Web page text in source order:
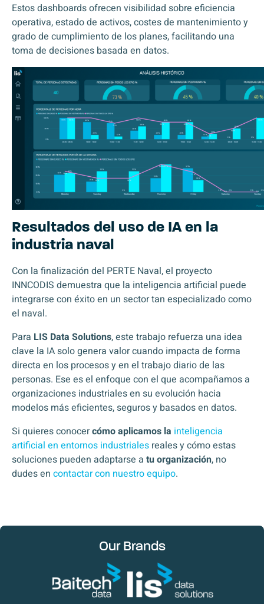
Estos dashboards ofrecen visibilidad sobre eficiencia
operativa, estado de activos, costes de mantenimiento y
grado de cumplimiento de los planes, facilitando una
toma de decisiones basada en datos.
Resultados del uso de IA en la
industria naval
Con la finalización del PERTE Naval, el proyecto
INNCODIS demuestra que la inteligencia artificial puede
integrarse con éxito en un sector tan especializado como
el naval.
Para LIS Data Solutions, este trabajo refuerza una idea
clave la IA solo genera valor cuando impacta de forma
directa en los procesos y en el trabajo diario de las
personas. Ese es el enfoque con el que acompañamos a
organizaciones industriales en su evolución hacia
modelos más eficientes, seguros y basados en datos.
Si quieres conocercómo aplicamos la inteligencia
artificial en entornos industriales reales y cómo estas
soluciones pueden adaptarse a tu organización, no
dudes en contactar con nuestro equipo.
Our Brands